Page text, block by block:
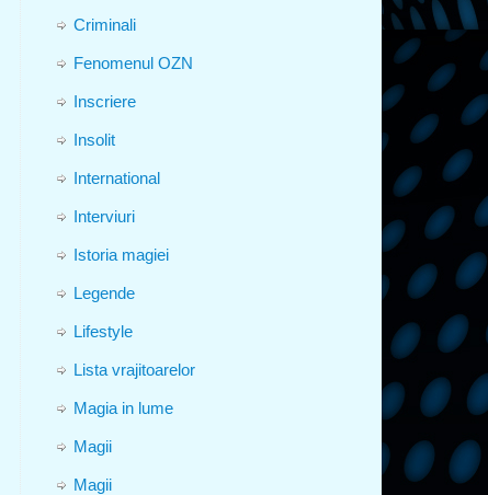
Criminali
Fenomenul OZN
Inscriere
Insolit
International
Interviuri
Istoria magiei
Legende
Lifestyle
Lista vrajitoarelor
Magia in lume
Magii
Magii